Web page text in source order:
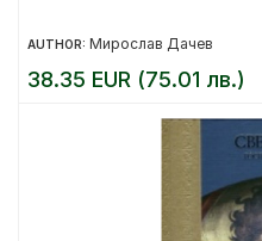
AUTHOR: Мирослав Дачев
38.35 EUR (75.01 лв.)